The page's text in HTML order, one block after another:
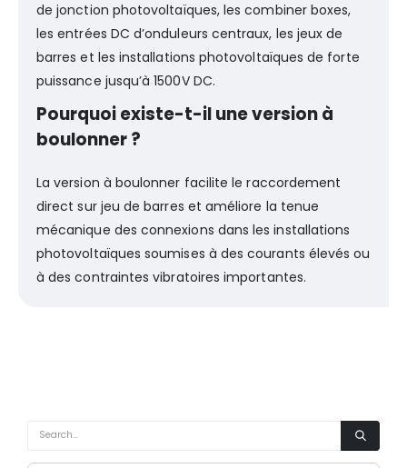
de jonction photovoltaïques, les combiner boxes,
les entrées DC d’onduleurs centraux, les jeux de
barres et les installations photovoltaïques de forte
puissance jusqu’à 1500V DC.
Pourquoi existe-t-il une version à
boulonner ?
La version à boulonner facilite le raccordement
direct sur jeu de barres et améliore la tenue
mécanique des connexions dans les installations
photovoltaïques soumises à des courants élevés ou
à des contraintes vibratoires importantes.